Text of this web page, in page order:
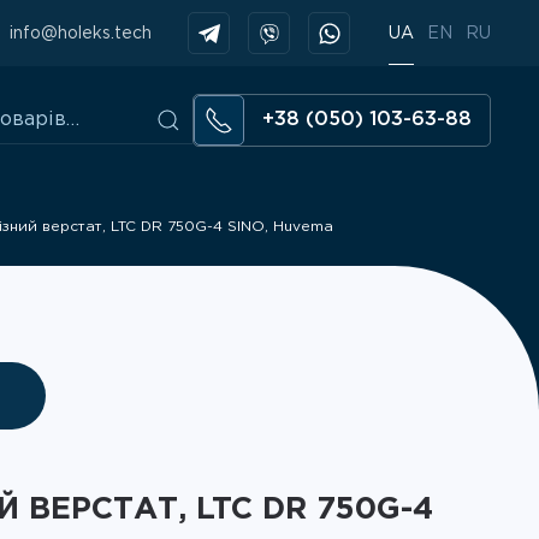
info@holeks.tech UA EN RU
+38 (050) 103-63-88
верстат, LTC DR 750G-4 SINO, Huvema
LTC DR 750G-4